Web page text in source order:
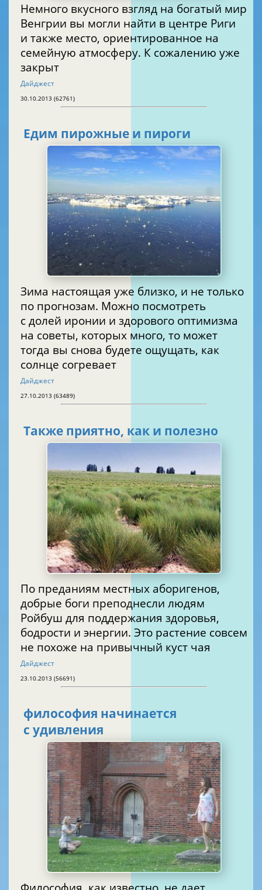
Немного вкусного взгляд на богатый мир
Венгрии вы могли найти в центре Риги
и также место, ориентированное на
семейную атмосферу. К сожалению уже
закрыт
Дайджест
30.10.2013 (62761)
Едим пирожные и пироги
Зима настоящая уже близко, и не только
по прогнозам. Можно посмотреть
с долей иронии и здорового оптимизма
на советы, которых много, то может
тогда вы снова будете ощущать, как
солнце согревает
Дайджест
27.10.2013 (63489)
Также приятно, как и полезно
По преданиям местных аборигенов,
добрые боги преподнесли людям
Ройбуш для поддержания здоровья,
бодрости и энергии. Это растение совсем
не похоже на привычный куст чая
Дайджест
23.10.2013 (56691)
философия начинается
с удивления